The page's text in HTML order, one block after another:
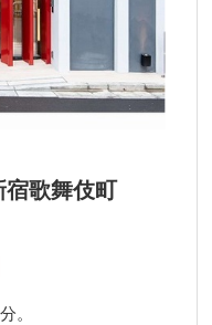
宿歌舞伎町
。